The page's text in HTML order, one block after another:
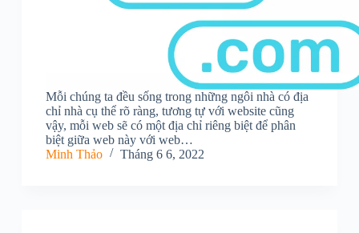
Mỗi chúng ta đều sống trong những ngôi nhà có địa
chỉ nhà cụ thể rõ ràng, tương tự với website cũng
vậy, mỗi web sẽ có một địa chỉ riêng biệt để phân
biệt giữa web này với web…
Minh Thảo
Tháng 6 6, 2022